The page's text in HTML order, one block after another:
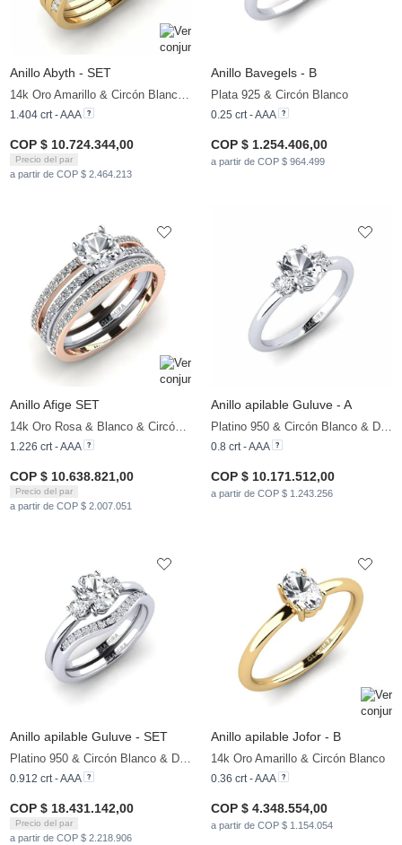
Anillo Abyth - SET
14k Oro Amarillo & Circón Blanco & Circonita
1.404 crt - AAA
COP $ 10.724.344,00
Precio del par
a partir de COP $ 2.464.213
Anillo Bavegels - B
Plata 925 & Circón Blanco
0.25 crt - AAA
COP $ 1.254.406,00
a partir de COP $ 964.499
Anillo Afige SET
14k Oro Rosa & Blanco & Circón Blanco & Circonita
1.226 crt - AAA
COP $ 10.638.821,00
Precio del par
a partir de COP $ 2.007.051
Anillo apilable Guluve - A
Platino 950 & Circón Blanco & Diamante
0.8 crt - AAA
COP $ 10.171.512,00
a partir de COP $ 1.243.256
Anillo apilable Guluve - SET
Platino 950 & Circón Blanco & Diamante
0.912 crt - AAA
COP $ 18.431.142,00
Precio del par
a partir de COP $ 2.218.906
Anillo apilable Jofor - B
14k Oro Amarillo & Circón Blanco
0.36 crt - AAA
COP $ 4.348.554,00
a partir de COP $ 1.154.054